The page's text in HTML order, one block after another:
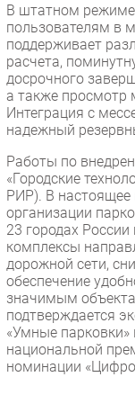
В штатном режиме
пользователям в
поддерживает
расчета,
досрочного
а также просмотр
Интеграция с
надежный
Работы по
«Городские
РИР). В
организации
23 городах
комплексы
дорожной сети,
обеспечение
значимым
подтверждается
«Умные
национальной
номинации